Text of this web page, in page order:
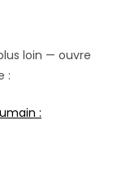
loin — ouvre
:
: